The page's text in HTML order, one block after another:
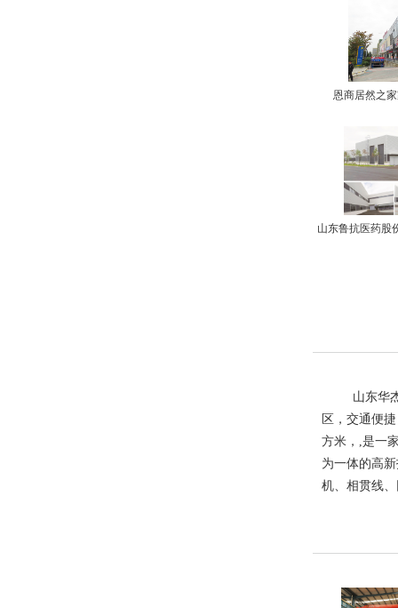
恩商居然之
山东鲁抗医药股
山东华
区，交通便
方米，,是一
为一体的高
机、相贯线